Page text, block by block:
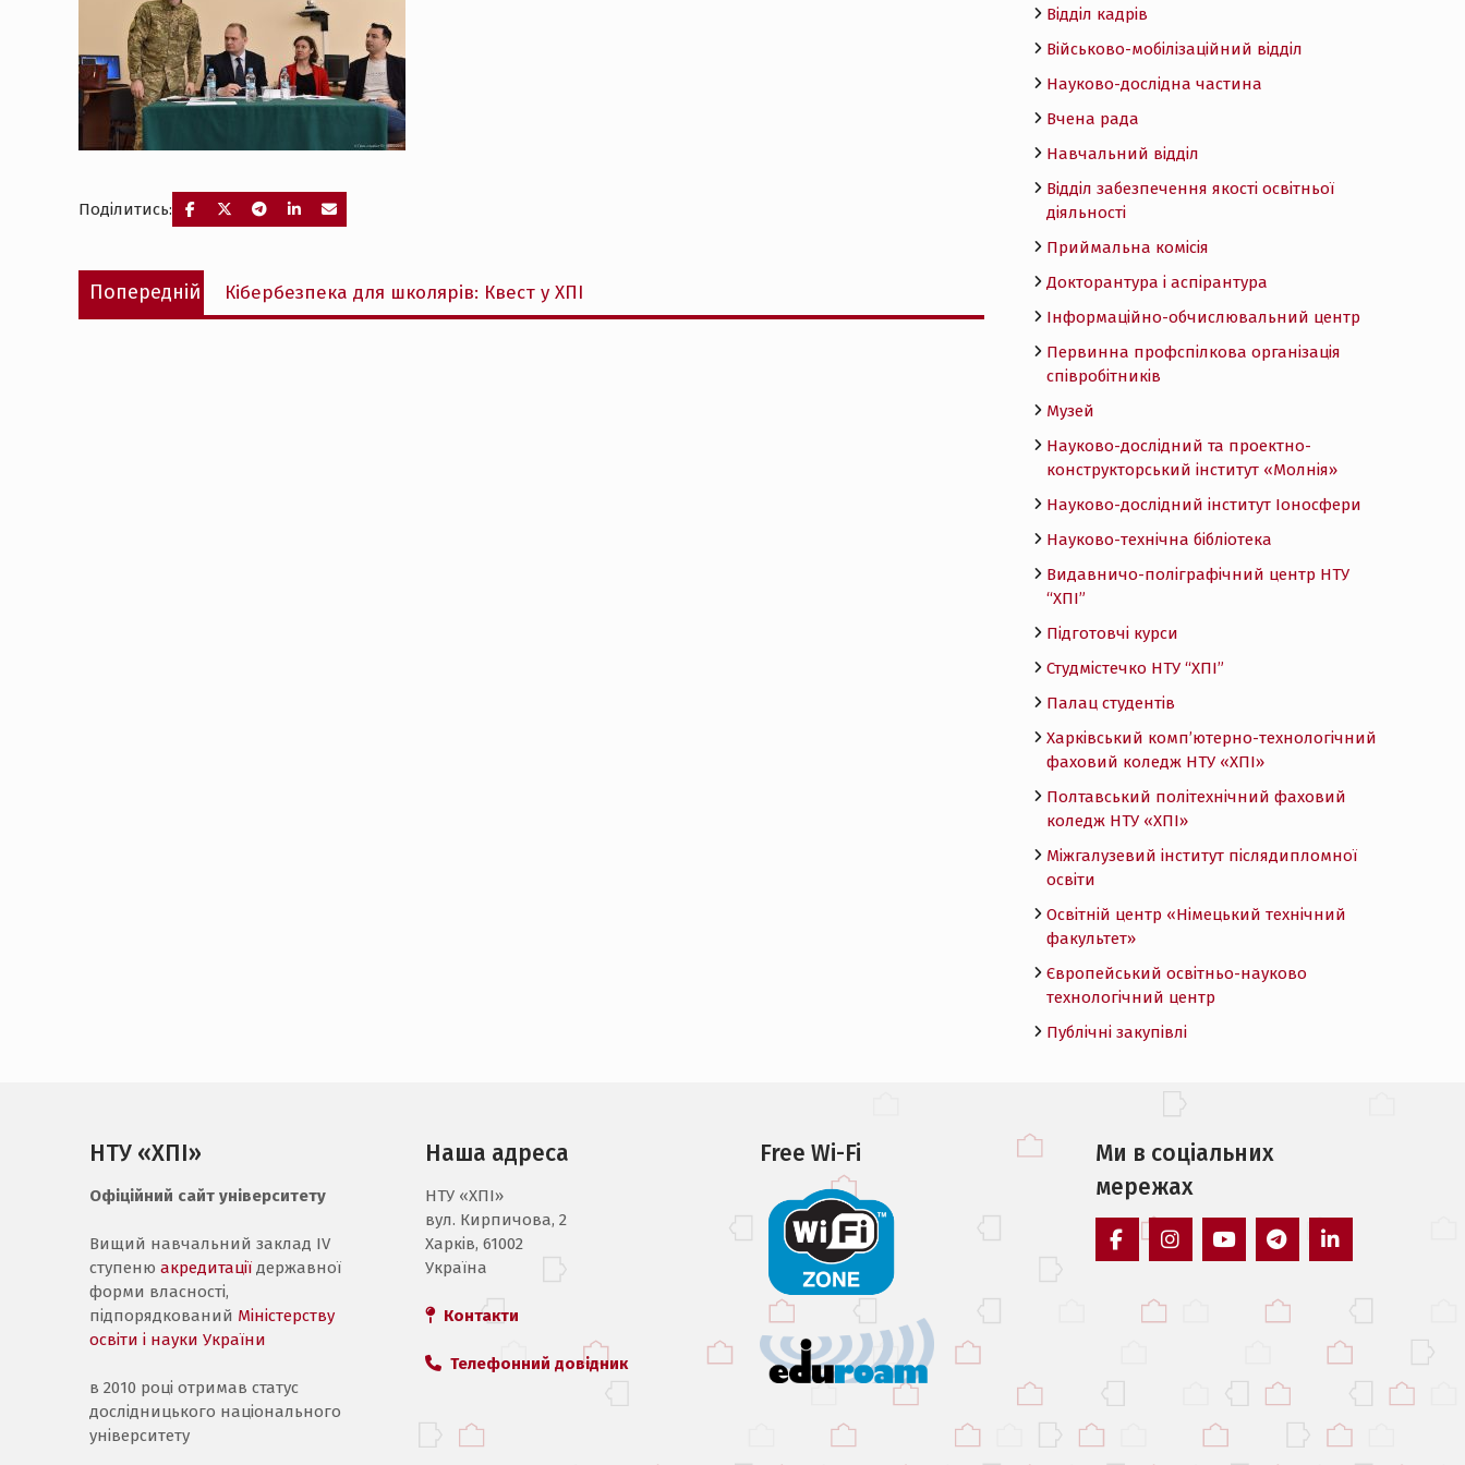
Поділитись:
Навігація
записів
Попередній
Попередній
запис:
Кібербезпека для школярів: Квест у ХПІ
Відділ кадрів
Військово-мобілізаційний відділ
Науково-дослідна частина
Вчена рада
Навчальний відділ
Відділ забезпечення якості освітньої
діяльності
Приймальна комісія
Докторантура і аспірантура
Інформаційно-обчислювальний центр
Первинна профспілкова організація
співробітників
Музей
Науково-дослідний та проектно-
конструкторський інститут «Молнія»
Науково-дослідний інститут Іоносфери
Науково-технічна бібліотека
Видавничо-поліграфічний центр НТУ
“ХПІ”
Підготовчі курси
Студмістечко НТУ “ХПІ”
Палац студентів
Харківський комп’ютерно-технологічний
фаховий коледж НТУ «ХПI»
Полтавський політехнічний фаховий
коледж НТУ «ХПI»
Міжгалузевий інститут післядипломної
освіти
Освітній центр «Німецький технічний
факультет»
Європейський освітньо-науково
технологічний центр
Публічні закупівлі
НТУ «ХПІ»
Офіційний сайт університету
Вищий навчальний заклад IV
ступеню акредитації державної
форми власності,
підпорядкований Міністерству
освіти і науки України
в 2010 році отримав статус
дослідницького національного
університету
Наша адреса
НТУ «ХПI»
вул. Кирпичова, 2
Харків, 61002
Україна
Контакти
Телефонний довідник
Free Wi-Fi
Ми в соцiальних
мережах